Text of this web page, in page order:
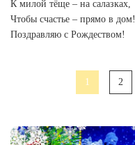
К милой тёще – на салазках,
Чтобы счастье – прямо в дом!
Поздравляю с Рождеством!
1 2